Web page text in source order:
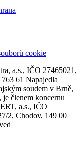
cookie
a.s., IČO 27465021,
61 Napajedla
soudem v Brně,
členem koncernu
a.s., IČO
2, Chodov, 149 00